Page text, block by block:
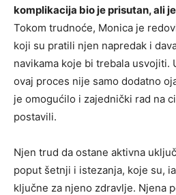
komplikacija bio je prisutan, ali
Tokom trudnoće, Monica je
koji su pratili njen napredak i
navikama koje bi trebala usvojiti.
ovaj proces nije samo dodatno
je omogućilo i zajednički rad na
postavili.
Njen trud da ostane aktivna
poput šetnji i istezanja, koje su,
ključne za njeno zdravlje. Njena